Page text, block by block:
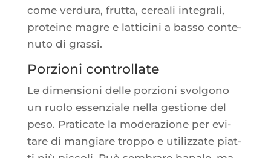
come ver­du­ra, frut­ta, cerea­li inte­gra­li,
pro­teine magre e lat­ti­ci­ni a bas­so conte­
nu­to di grassi.
Porzioni controllate
Le dimen­sio­ni delle por­zio­ni svol­go­no
un ruo­lo essen­ziale nel­la ges­tione del
peso. Pra­ti­cate la mode­ra­zione per evi­
tare di man­giare trop­po e uti­liz­zate piat­